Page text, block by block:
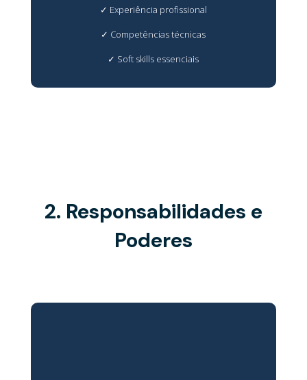
✓ Experiência profissional
✓ Competências técnicas
✓ Soft skills essenciais
2. Responsabilidades e
Poderes